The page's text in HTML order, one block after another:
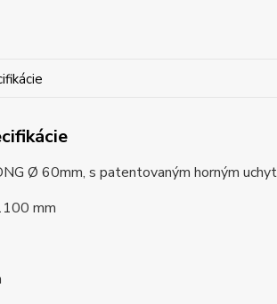
Ø 60mm, s patentovaným horným
mm